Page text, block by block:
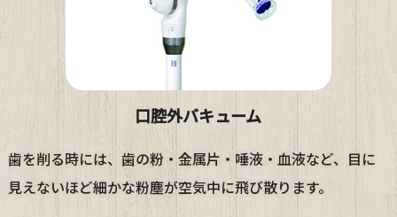
口腔外バキューム
歯を削る時には、歯の粉・金属片・唾液・血液など、目に
見えないほど細かな粉塵が空気中に飛び散ります。